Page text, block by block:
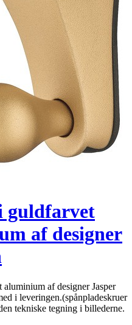
guldfarvet
af designer
af designer Jasper
i leveringen.(spånpladeskruer
tekniske tegning i billederne.